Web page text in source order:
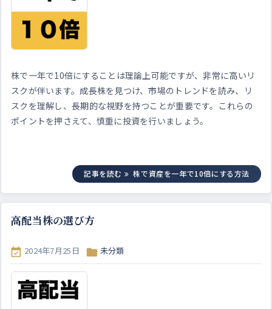
株で一年で10倍にすることは理論上可能ですが、非常に高いリ
スクが伴います。成長株を見つけ、市場のトレンドを読み、リ
スクを理解し、長期的な視野を持つことが重要です。これらの
ポイントを押さえて、慎重に投資を行いましょう。
記事を読む 株で資産を一年で10倍にする方法
高配当株の選び方
 2024年7月25日  未分類